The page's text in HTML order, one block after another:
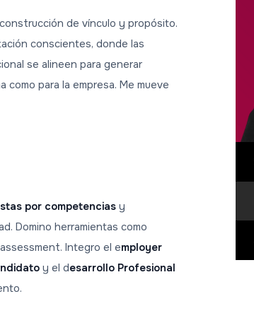
de vínculo y propósito.
conscientes, donde las
se alineen para generar
como para la empresa. Me mueve
por competencias y
Domino herramientas como
Integro el employer
y el desarrollo Profesional